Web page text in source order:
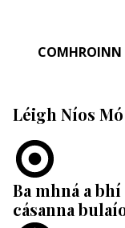
Léigh Níos Mó
Ba mhná a
cásanna